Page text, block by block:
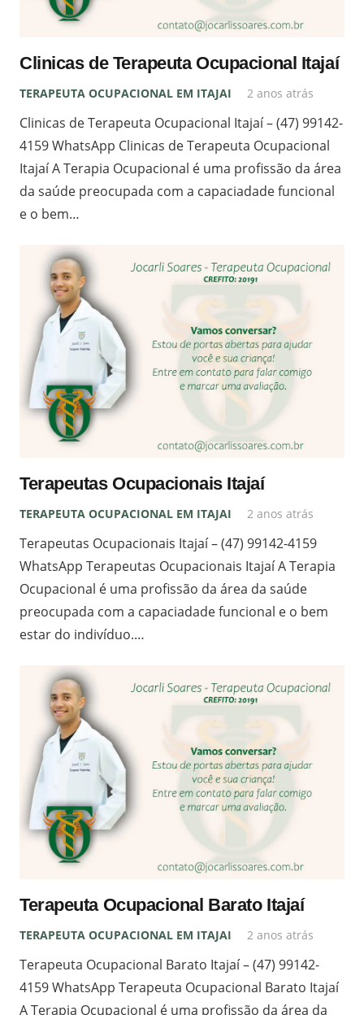
Clinicas de Terapeuta Ocupacional Itajaí
TERAPEUTA OCUPACIONAL EM ITAJAI 2 anos atrás
Clinicas de Terapeuta Ocupacional Itajaí – (47) 99142-
4159 WhatsApp Clinicas de Terapeuta Ocupacional
Itajaí A Terapia Ocupacional é uma profissão da área
da saúde preocupada com a capaciadade funcional
e o bem…
Terapeutas Ocupacionais Itajaí
TERAPEUTA OCUPACIONAL EM ITAJAI 2 anos atrás
Terapeutas Ocupacionais Itajaí – (47) 99142-4159
WhatsApp Terapeutas Ocupacionais Itajaí A Terapia
Ocupacional é uma profissão da área da saúde
preocupada com a capaciadade funcional e o bem
estar do indivíduo.…
Terapeuta Ocupacional Barato Itajaí
TERAPEUTA OCUPACIONAL EM ITAJAI 2 anos atrás
Terapeuta Ocupacional Barato Itajaí – (47) 99142-
4159 WhatsApp Terapeuta Ocupacional Barato Itajaí
A Terapia Ocupacional é uma profissão da área da